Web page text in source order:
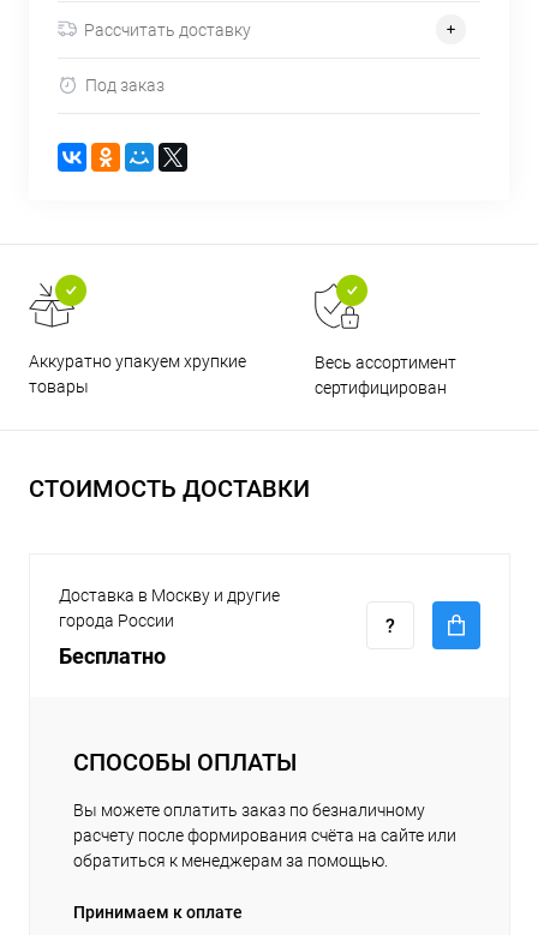
Рассчитать доставку
Под заказ
Аккуратно упакуем хрупкие
товары
Весь ассортимент
сертифицирован
СТОИМОСТЬ ДОСТАВКИ
Доставка в Москву и другие
города России
Бесплатно
СПОСОБЫ ОПЛАТЫ
Вы можете оплатить заказ по безналичному
расчету после формирования счёта на сайте или
обратиться к менеджерам за помощью.
Принимаем к оплате